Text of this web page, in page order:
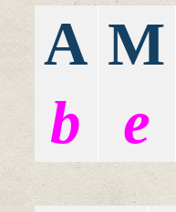
A M
b
e